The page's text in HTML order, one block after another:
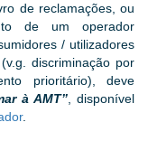
de reclamações, ou
de um operador
/ utilizadores
discriminação por
prioritário), deve
à AMT” , disponível
.